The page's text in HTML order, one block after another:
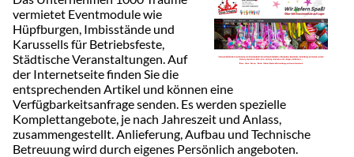
vermietet Eventmodule wie
Hüpfburgen, Imbisstände und
Karussells für Betriebsfeste,
Städtische Veranstaltungen. Auf
der Internetseite finden Sie die
entsprechenden Artikel und können eine
Verfügbarkeitsanfrage senden. Es werden spezielle
Komplettangebote, je nach Jahreszeit und Anlass,
zusammengestellt. Anlieferung, Aufbau und Technische
Betreuung wird durch eigenes Persönlich angeboten.